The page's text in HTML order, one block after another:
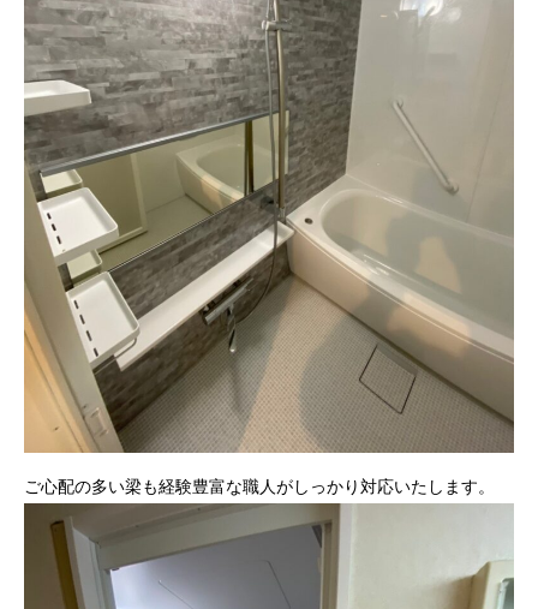
ご心配の多い梁も経験豊富な職人がしっかり対応いたします。